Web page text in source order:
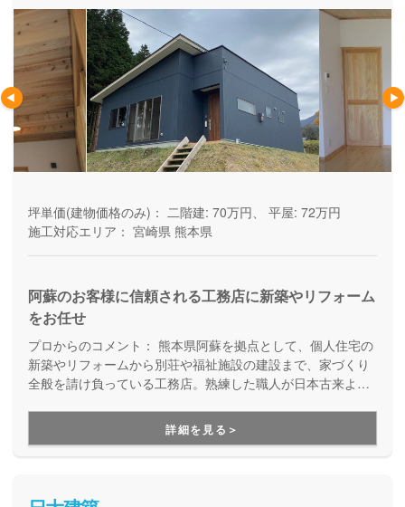
坪単価(建物価格のみ)： 二階建: 70万円、 平屋: 72万円
施工対応エリア： 宮崎県 熊本県
阿蘇のお客様に信頼される工務店に新築やリフォーム
をお任せ
プロからのコメント：
新築やリフォームから別荘や福祉施設の建設まで、家づくり
全般を請け負っている工務店。熟練した職人が日本古来より
をモットーに、阿蘇に密着して地域から愛されています。
詳細を見る＞